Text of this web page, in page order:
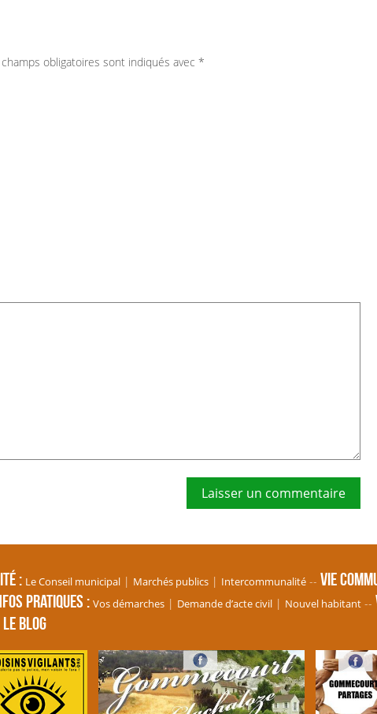
obligatoires sont indiqués avec *
Le Conseil municipal Marchés publics Intercommunalité Vie
pratiques Vos démarches Demande d’acte civil Nouvel habitant
Le blog